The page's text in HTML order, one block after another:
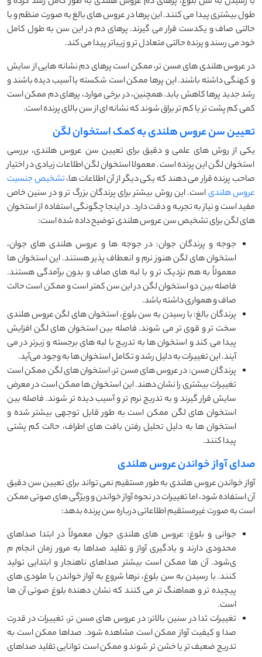
طول بیشتری پیدا می ‌کنند. این پرها در عروس ‌های بالغ به صورت منظم و با
حالتی صاف و یکدست قرار می ‌گیرند. پرهای دم در این سن به طول کامل
خود می ‌رسند و پرنده حالتی متعادل ‌تر و زیباتر پیدا می ‌کند.
در عروس هلندی ‌های مسن ‌تر، ممکن است پرهای دم نشانه ‌هایی از سایش
و کهنگی داشته باشند. این پرها ممکن است شکسته یا آسیب ‌دیده باشند و
رشد جدید پرها کاهش یابد. همچنین، در برخی موارد، پرهای دم ممکن است
کمی کم‌ پشت ‌تر یا کم ‌تر براق شوند که نشانه ‌ای از سن بالای پرنده است.
تعیین سن عروس هلندی به کمک استخوان لگن
یکی از روش های علمی و دقیق برای تعیین سن عروس هلندی، بررسی
استخوان لگن این پرنده است. معمولا استخوان لگن اطلاعات زیادی در اختیار
صاحب پرنده قرار می دهند که یکی دیگر از آن اطلاعات ها،تشخیص جنسیت
عروس هلندیاست. این روش بیشتر برای پرندگان بزرگ ‌تر و در سنین خاص
مفید است و نیاز به تجربه و دقت دارد. در اینجا چگونگی استفاده از استخوان
‌های لگن برای تشخیص سن عروس هلندی توضیح داده شده است:
جوجه و پرندگان جوان: در جوجه ‌ها و عروس‌ هلندی های جوان،
استخوان ‌های لگن هنوز نرم و انعطاف ‌پذیر هستند. این استخوان ‌ها
معمولاً به هم نزدیک ‌تر و با لبه ‌های صاف و بدون برآمدگی هستند.
فاصله بین دو استخوان لگن در این سن کمتر است و ممکن است حالت
صاف و همواری داشته باشد.
پرندگان بالغ: با رسیدن به سن بلوغ، استخوان ‌های لگن عروس هلندی
سخت ‌تر و قوی ‌تر می‌ شوند. فاصله بین استخوان‌ های لگن افزایش
پیدا می ‌کند و استخوان‌ ها به تدریج با لبه ‌های برجسته و زبرتر در می
‌آیند. این تغییرات به دلیل رشد و تکامل استخوان ‌ها به وجود می‌آید.
پرندگان مسن: در عروس ‌های مسن ‌تر، استخوان‌ های لگن ممکن است
تغییرات بیشتری را نشان دهند. این استخوان ‌ها ممکن است در معرض
سایش قرار گیرند و به تدریج نرم ‌تر و آسیب ‌دیده‌ تر شوند. فاصله بین
استخوان‌ های لگن ممکن است به طور قابل توجهی بیشتر شده و
استخوان ‌ها به دلیل تحلیل رفتن بافت‌ های اطراف، حالت کم ‌پشتی
پیدا کنند.
صدای آواز خواندن عروس هلندی
آواز خواندن عروس هلندی به طور مستقیم نمی ‌تواند برای تعیین سن دقیق
آن استفاده شود، اما تغییرات در نحوه آواز خواندن و ویژگی ‌های صوتی ممکن
است به صورت غیرمستقیم اطلاعاتی درباره سن پرنده بدهد:
جوانی و بلوغ: عروس ‌های هلندی جوان معمولاً در ابتدا صداهای
محدودی دارند و یادگیری آواز و تقلید صداها به مرور زمان انجام م
ی‌شود. آن‌ ها ممکن است بیشتر صداهای ناهنجار و ابتدایی تولید
کنند. با رسیدن به سن بلوغ، نرها شروع به آواز خواندن با ملودی‌ های
پیچیده ‌تر و هماهنگ ‌تر می ‌کنند که نشان ‌دهنده بلوغ صوتی آن ‌ها
است.
تغییرات ثدا در سنین بالاتر: در عروس ‌های مسن ‌تر، تغییرات در قدرت
صدا و کیفیت آواز ممکن است مشاهده شود. صداها ممکن است به
تدریج ضعیف ‌تر یا خشن ‌تر شوند و ممکن است توانایی تقلید صداهای